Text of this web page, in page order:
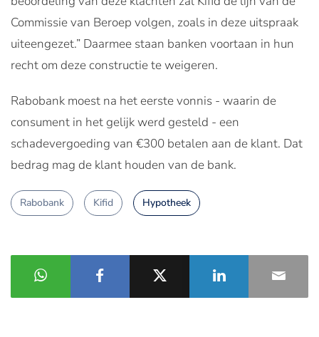
Commissie van Beroep volgen, zoals in deze uitspraak
uiteengezet.” Daarmee staan banken voortaan in hun
recht om deze constructie te weigeren.
Rabobank moest na het eerste vonnis - waarin de
consument in het gelijk werd gesteld - een
schadevergoeding van €300 betalen aan de klant. Dat
bedrag mag de klant houden van de bank.
Rabobank Kifid Hypotheek